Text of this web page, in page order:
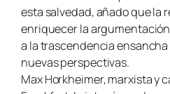
esta salvedad, añado que la
enriquecer la
a la trascendencia
nuevas perspectivas.
Max Horkheimer, marxista y